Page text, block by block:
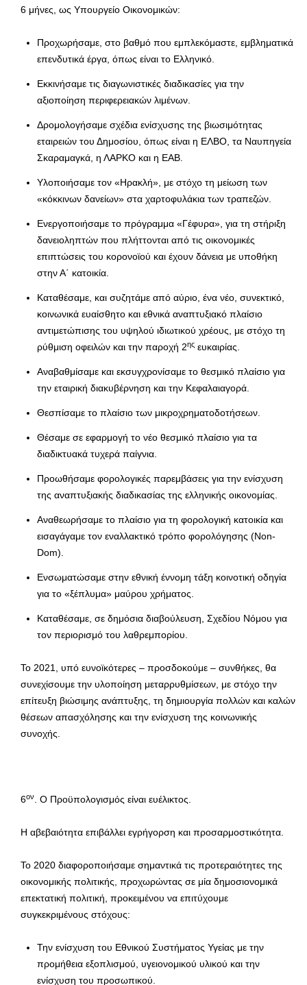
6 μήνες, ως Υπουργείο Οικονομικών:
Προχωρήσαμε, στο βαθμό που εμπλεκόμαστε, εμβληματικά
επενδυτικά έργα, όπως είναι το Ελληνικό.
Εκκινήσαμε τις διαγωνιστικές διαδικασίες για την
αξιοποίηση περιφερειακών λιμένων.
Δρομολογήσαμε σχέδια ενίσχυσης της βιωσιμότητας
εταιρειών του Δημοσίου, όπως είναι η ΕΛΒΟ, τα Ναυπηγεία
Σκαραμαγκά, η ΛΑΡΚΟ και η ΕΑΒ.
Υλοποιήσαμε τον «Ηρακλή», με στόχο τη μείωση των
«κόκκινων δανείων» στα χαρτοφυλάκια των τραπεζών.
Ενεργοποιήσαμε το πρόγραμμα «Γέφυρα», για τη στήριξη
δανειοληπτών που πλήττονται από τις οικονομικές
επιπτώσεις του κορονοϊού και έχουν δάνεια με υποθήκη
στην Α΄ κατοικία.
Καταθέσαμε, και συζητάμε από αύριο, ένα νέο, συνεκτικό,
κοινωνικά ευαίσθητο και εθνικά αναπτυξιακό πλαίσιο
αντιμετώπισης του υψηλού ιδιωτικού χρέους, με στόχο τη
ρύθμιση οφειλών και την παροχή 2ης ευκαιρίας.
Αναβαθμίσαμε και εκσυγχρονίσαμε το θεσμικό πλαίσιο για
την εταιρική διακυβέρνηση και την Κεφαλαιαγορά.
Θεσπίσαμε το πλαίσιο των μικροχρηματοδοτήσεων.
Θέσαμε σε εφαρμογή το νέο θεσμικό πλαίσιο για τα
διαδικτυακά τυχερά παίγνια.
Προωθήσαμε φορολογικές παρεμβάσεις για την ενίσχυση
της αναπτυξιακής διαδικασίας της ελληνικής οικονομίας.
Αναθεωρήσαμε το πλαίσιο για τη φορολογική κατοικία και
εισαγάγαμε τον εναλλακτικό τρόπο φορολόγησης (Non-
Dom).
Ενσωματώσαμε στην εθνική έννομη τάξη κοινοτική οδηγία
για το «ξέπλυμα» μαύρου χρήματος.
Καταθέσαμε, σε δημόσια διαβούλευση, Σχεδίου Νόμου για
τον περιορισμό του λαθρεμπορίου.
Το 2021, υπό ευνοϊκότερες – προσδοκούμε – συνθήκες, θα
συνεχίσουμε την υλοποίηση μεταρρυθμίσεων, με στόχο την
επίτευξη βιώσιμης ανάπτυξης, τη δημιουργία πολλών και καλών
θέσεων απασχόλησης και την ενίσχυση της κοινωνικής
συνοχής.
6ον. Ο Προϋπολογισμός είναι ευέλικτος.
Η αβεβαιότητα επιβάλλει εγρήγορση και προσαρμοστικότητα.
Το 2020 διαφοροποιήσαμε σημαντικά τις προτεραιότητες της
οικονομικής πολιτικής, προχωρώντας σε μία δημοσιονομικά
επεκτατική πολιτική, προκειμένου να επιτύχουμε
συγκεκριμένους στόχους:
Την ενίσχυση του Εθνικού Συστήματος Υγείας με την
προμήθεια εξοπλισμού, υγειονομικού υλικού και την
ενίσχυση του προσωπικού.